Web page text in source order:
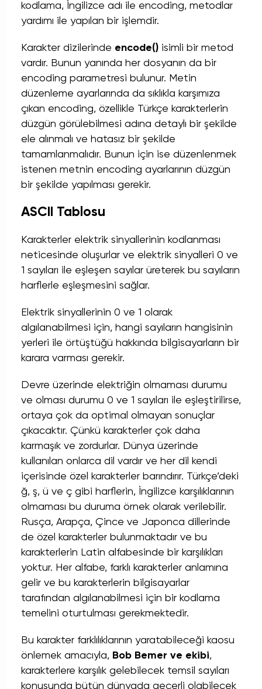
kodlama, İngilizce adı ile encoding, metodlar
yardımı ile yapılan bir işlemdir.
Karakter dizilerinde encode() isimli bir metod
vardır. Bunun yanında her dosyanın da bir
encoding parametresi bulunur. Metin
düzenleme ayarlarında da sıklıkla karşımıza
çıkan encoding, özellikle Türkçe karakterlerin
düzgün görülebilmesi adına detaylı bir şekilde
ele alınmalı ve hatasız bir şekilde
tamamlanmalıdır. Bunun için ise düzenlenmek
istenen metnin encoding ayarlarının düzgün
bir şekilde yapılması gerekir.
ASCII Tablosu
Karakterler elektrik sinyallerinin kodlanması
neticesinde oluşurlar ve elektrik sinyalleri 0 ve
1 sayıları ile eşleşen sayılar üreterek bu sayıların
harflerle eşleşmesini sağlar.
Elektrik sinyallerinin 0 ve 1 olarak
algılanabilmesi için, hangi sayıların hangisinin
yerleri ile örtüştüğü hakkında bilgisayarların bir
karara varması gerekir.
Devre üzerinde elektriğin olmaması durumu
ve olması durumu 0 ve 1 sayıları ile eşleştirilirse,
ortaya çok da optimal olmayan sonuçlar
çıkacaktır. Çünkü karakterler çok daha
karmaşık ve zordurlar. Dünya üzerinde
kullanılan onlarca dil vardır ve her dil kendi
içerisinde özel karakterler barındırır. Türkçe’deki
ğ, ş, ü ve ç gibi harflerin, İngilizce karşılıklarının
olmaması bu duruma örnek olarak verilebilir.
Rusça, Arapça, Çince ve Japonca dillerinde
de özel karakterler bulunmaktadır ve bu
karakterlerin Latin alfabesinde bir karşılıkları
yoktur. Her alfabe, farklı karakterler anlamına
gelir ve bu karakterlerin bilgisayarlar
tarafından algılanabilmesi için bir kodlama
temelini oturtulması gerekmektedir.
Bu karakter farklılıklarının yaratabileceği kaosu
önlemek amacıyla, Bob Bemer ve ekibi,
karakterlere karşılık gelebilecek temsil sayıları
konusunda bütün dünyada geçerli olabilecek